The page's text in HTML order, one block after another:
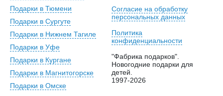
Подарки в Тюмени
Подарки в Сургуте
Подарки в Нижнем Тагиле
Подарки в Уфе
Подарки в Кургане
Подарки в Магнитогорске
Подарки в Омске
Согласие на обработку
персональных данных
Политика
конфиденциальности
"Фабрика подарков".
Новогодние подарки для
детей.
1997-2026